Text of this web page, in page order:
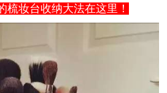
梳妆台收纳大法在这里！